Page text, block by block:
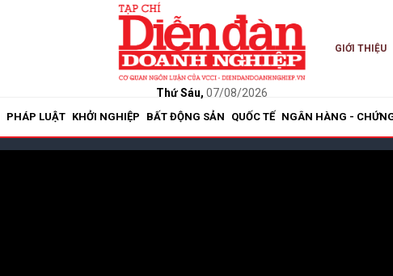
Thứ Sáu, 07/08/2026
GIỚI THIỆU
PHÁP LUẬT KHỞI NGHIỆP BẤT ĐỘNG SẢN QUỐC TẾ NGÂN HÀNG -